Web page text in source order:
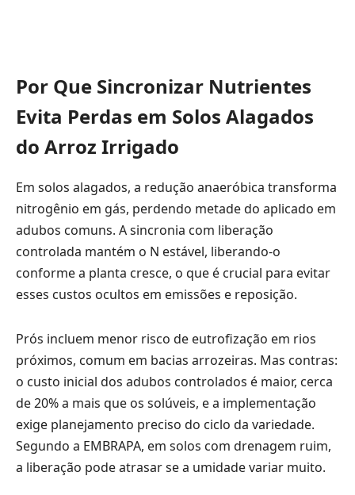
Por Que Sincronizar Nutrientes
Evita Perdas em Solos Alagados
do Arroz Irrigado
Em solos alagados, a redução anaeróbica transforma
nitrogênio em gás, perdendo metade do aplicado em
adubos comuns. A sincronia com liberação
controlada mantém o N estável, liberando-o
conforme a planta cresce, o que é crucial para evitar
esses custos ocultos em emissões e reposição.
Prós incluem menor risco de eutrofização em rios
próximos, comum em bacias arrozeiras. Mas contras:
o custo inicial dos adubos controlados é maior, cerca
de 20% a mais que os solúveis, e a implementação
exige planejamento preciso do ciclo da variedade.
Segundo a EMBRAPA, em solos com drenagem ruim,
a liberação pode atrasar se a umidade variar muito.